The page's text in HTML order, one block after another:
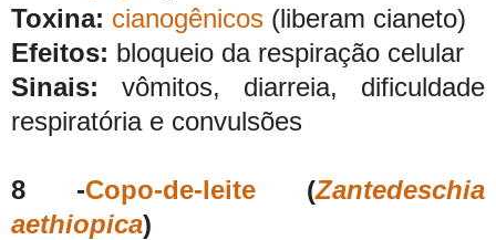
Toxina: cianogênicos (liberam cianeto)
Efeitos: bloqueio da respiração celular
Sinais: vômitos, diarreia, dificuldade
respiratória e convulsões
8 -Copo-de-leite (Zantedeschia
aethiopica)